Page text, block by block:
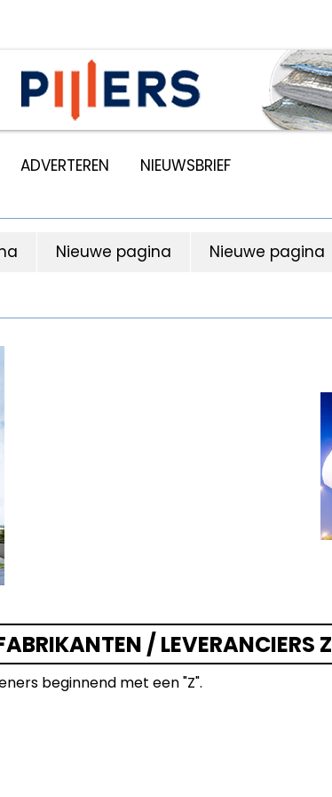
ADVERTEREN NIEUWSBRIEF
Nieuwe pagina Nieuwe pagina
/ LEVERANCIERS Z
beginnend met een "Z".